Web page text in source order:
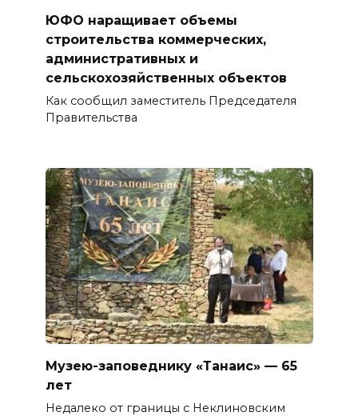
ЮФО наращивает объемы
строительства коммерческих,
административных и
сельскохозяйственных объектов
Как сообщил заместитель Председателя
Правительства
Музею-заповеднику «Танаис» — 65
лет
Недалеко от границы с Неклиновским